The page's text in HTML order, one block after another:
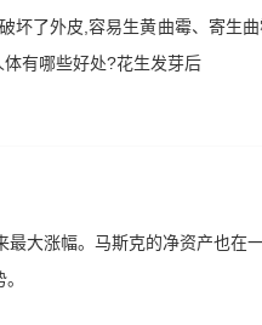
坏了外皮,容易生黄曲霉、寄生
有哪些好处?花生发芽后
大涨幅。马斯克的净资产也在